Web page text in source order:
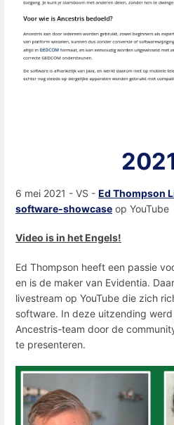
6 mei 2021 - VS - Ed Thompson
software-showcase op YouTube
Video is in het Engels!
Ed Thompson heeft een passie
en is de maker van Evidentia.
livestream op YouTube die zich
software. In deze uitzending
Ancestris-team door de
te presenteren.